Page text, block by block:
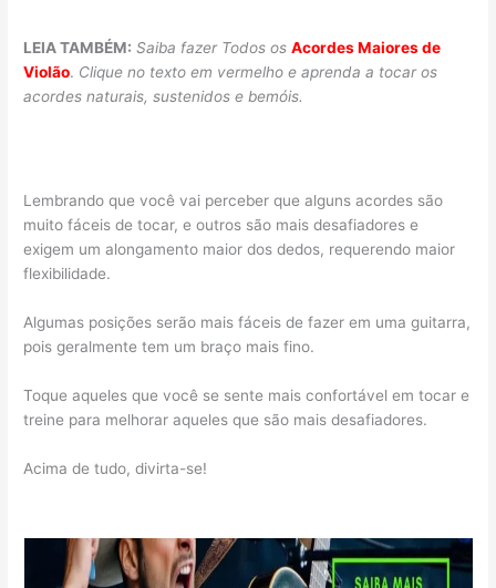
LEIA TAMBÉM: Saiba fazer Todos os Acordes Maiores de
Violão. Clique no texto em vermelho e aprenda a tocar os
acordes naturais, sustenidos e bemóis.
Lembrando que você vai perceber que alguns acordes são
muito fáceis de tocar, e outros são mais desafiadores e
exigem um alongamento maior dos dedos, requerendo maior
flexibilidade.
Algumas posições serão mais fáceis de fazer em uma guitarra,
pois geralmente tem um braço mais fino.
Toque aqueles que você se sente mais confortável em tocar e
treine para melhorar aqueles que são mais desafiadores.
Acima de tudo, divirta-se!